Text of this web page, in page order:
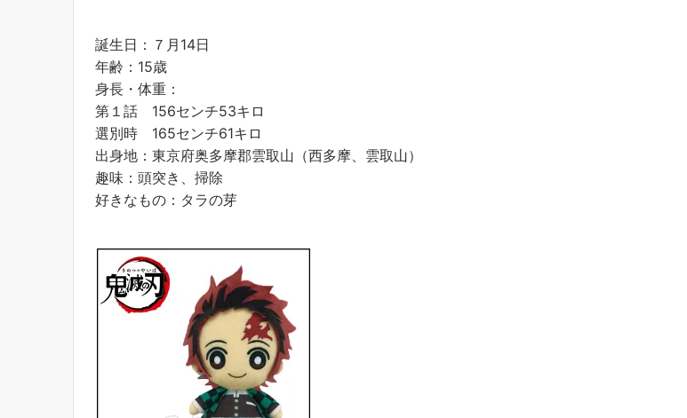
誕生日：７月14日
年齢：15歳
身長・体重：
第１話 156センチ53キロ
選別時 165センチ61キロ
出身地：東京府奥多摩郡雲取山（西多摩、雲取山）
趣味：頭突き、掃除
好きなもの：タラの芽